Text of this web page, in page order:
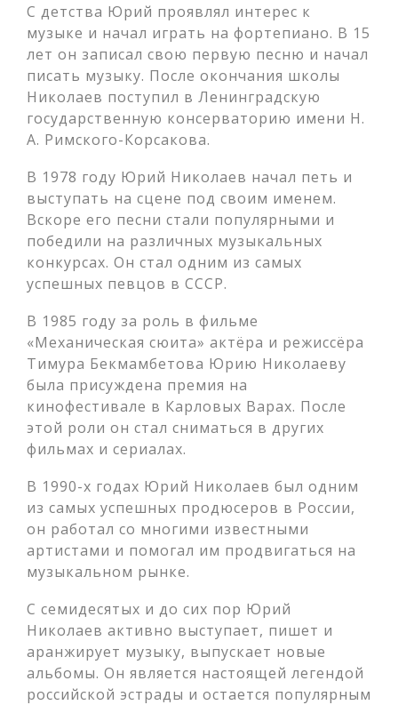
С детства Юрий проявлял интерес к
музыке и начал играть на фортепиано. В 15
лет он записал свою первую песню и начал
писать музыку. После окончания школы
Николаев поступил в Ленинградскую
государственную консерваторию имени Н.
А. Римского-Корсакова.
В 1978 году Юрий Николаев начал петь и
выступать на сцене под своим именем.
Вскоре его песни стали популярными и
победили на различных музыкальных
конкурсах. Он стал одним из самых
успешных певцов в СССР.
В 1985 году за роль в фильме
«Механическая сюита» актёра и режиссёра
Тимура Бекмамбетова Юрию Николаеву
была присуждена премия на
кинофестивале в Карловых Варах. После
этой роли он стал сниматься в других
фильмах и сериалах.
В 1990-х годах Юрий Николаев был одним
из самых успешных продюсеров в России,
он работал со многими известными
артистами и помогал им продвигаться на
музыкальном рынке.
С семидесятых и до сих пор Юрий
Николаев активно выступает, пишет и
аранжирует музыку, выпускает новые
альбомы. Он является настоящей легендой
российской эстрады и остается популярным